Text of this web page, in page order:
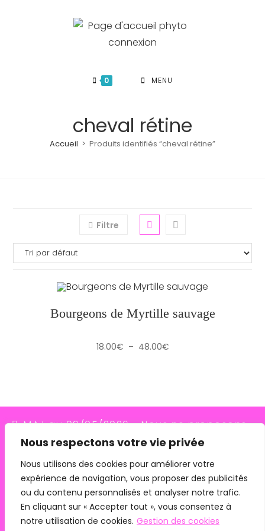
Nous respectons votre vie privée
Nous utilisons des cookies pour améliorer votre
expérience de navigation, vous proposer des publicités
ou du contenu personnalisés et analyser notre trafic.
En cliquant sur « Accepter tout », vous consentez à
notre utilisation de cookies. Gestion des cookies
MAJ au 09/05/2026 - Nous ne proposons
plus le transporteur Relais Colis (placés en
redressement judiciaire le 10/03/26, ils
n'assurent plus les livraisons depuis le
07/05/26). Pour les commandes avec
remise en main propre, merci de me
0 MENU
cheval rétine
Accueil > Produits identifiés “cheval rétine”
Filtre
Bourgeons de Myrtille sauvage
18.00€ – 48.00€Plage